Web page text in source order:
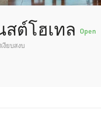
สต์โฮเทล Open
งียบสงบ